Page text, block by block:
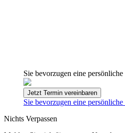
Sie bevorzugen eine
Jetzt Termin vereinbaren
Sie bevorzugen eine
Nichts Verpassen